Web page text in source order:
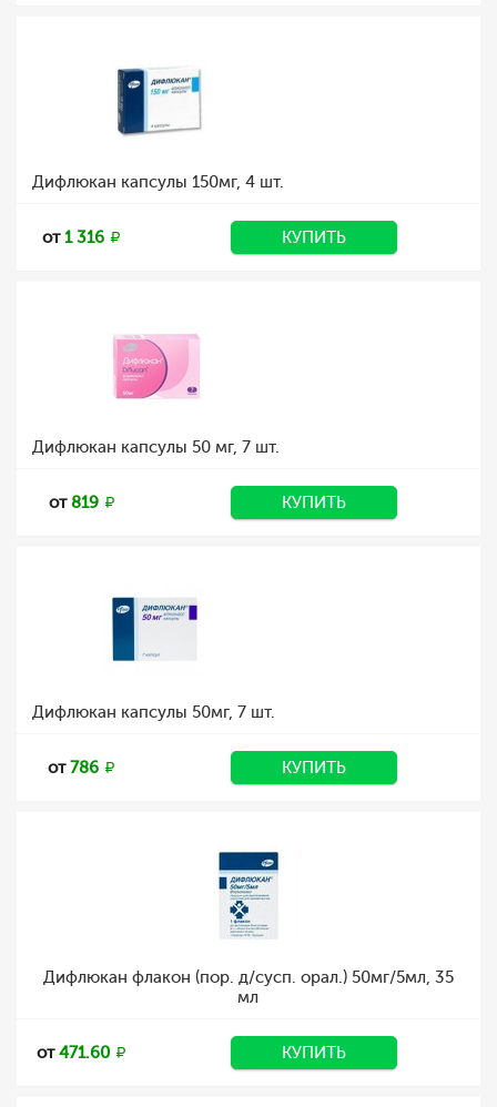
Дифлюкан капсулы 150мг, 4 шт.
от1 316 КУПИТЬ
Дифлюкан капсулы 50 мг, 7 шт.
от819 КУПИТЬ
Дифлюкан капсулы 50мг, 7 шт.
от786 КУПИТЬ
Дифлюкан флакон (пор. д/сусп. орал.) 50мг/5мл, 35
мл
от471.60 КУПИТЬ